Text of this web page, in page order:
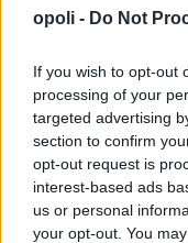
opoli - Do Not
If you wish to opt-out
processing of your
targeted advertising
section to confirm
opt-out request is
interest-based ads
us or personal
your opt-out. You
ΣΧΕΤΙΚΈΣ